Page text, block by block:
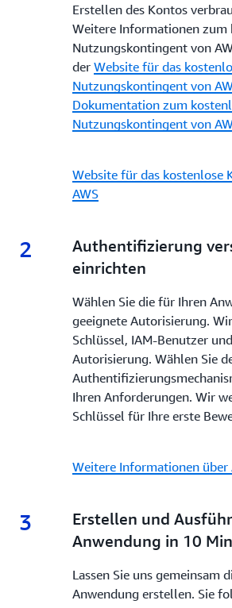
Erstellen des Kontos
Weitere Informationen zum
Nutzungskontingent von
der Website für das
Nutzungskontingent von
Dokumentation zum
Nutzungskontingent von
Website für das kostenlose
AWS
2 2.
Authentifizierung
einrichten
Wählen Sie die für Ihren
geeignete Autorisierung.
Schlüssel, IAM-Benutzer
Autorisierung. Wählen Sie
Ihren Anforderungen. Wir
Schlüssel für Ihre erste
Weitere Informationen
3 3.
Erstellen und
Anwendung in 10
Lassen Sie uns gemeinsam
Anwendung erstellen. Sie